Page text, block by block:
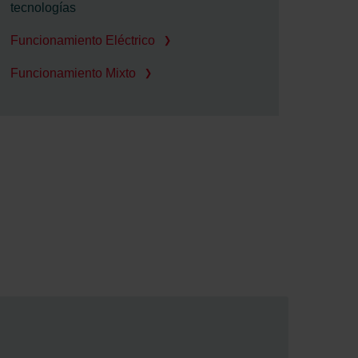
tecnologías
Funcionamiento Eléctrico
Funcionamiento Mixto